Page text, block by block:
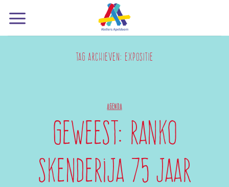
naar
inhoud
TAG ARCHIEVEN: EXPOSITIE
AGENDA
Geweest: Ranko
Skenderija 75 jaar